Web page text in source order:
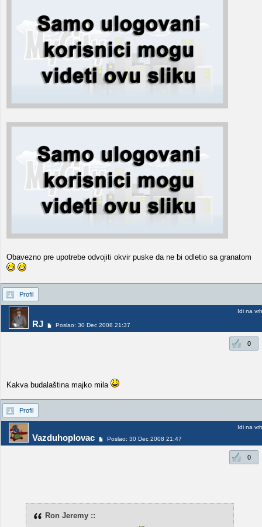
Obavezno pre upotrebe odvojiti okvir puske da ne bi odletio sa granatom
Profil
RJ Poslao: 30 Dec 2008 21:37
Idi na vrh
0
Kakva budalaština majko mila
Profil
Vazduhoplovac Poslao: 30 Dec 2008 21:47
Idi na vrh
0
Ron Jeremy ::